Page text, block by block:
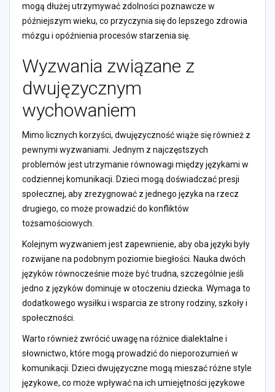
mogą dłużej utrzymywać zdolności poznawcze w
późniejszym wieku, co przyczynia się do lepszego zdrowia
mózgu i opóźnienia procesów starzenia się.
Wyzwania związane z
dwujęzycznym
wychowaniem
Mimo licznych korzyści, dwujęzyczność wiąże się również z
pewnymi wyzwaniami. Jednym z najczęstszych
problemów jest utrzymanie równowagi między językami w
codziennej komunikacji. Dzieci mogą doświadczać presji
społecznej, aby zrezygnować z jednego języka na rzecz
drugiego, co może prowadzić do konfliktów
tożsamościowych.
Kolejnym wyzwaniem jest zapewnienie, aby oba języki były
rozwijane na podobnym poziomie biegłości. Nauka dwóch
języków równocześnie może być trudna, szczególnie jeśli
jedno z języków dominuje w otoczeniu dziecka. Wymaga to
dodatkowego wysiłku i wsparcia ze strony rodziny, szkoły i
społeczności.
Warto również zwrócić uwagę na różnice dialektalne i
słownictwo, które mogą prowadzić do nieporozumień w
komunikacji. Dzieci dwujęzyczne mogą mieszać różne style
językowe, co może wpływać na ich umiejętności językowe